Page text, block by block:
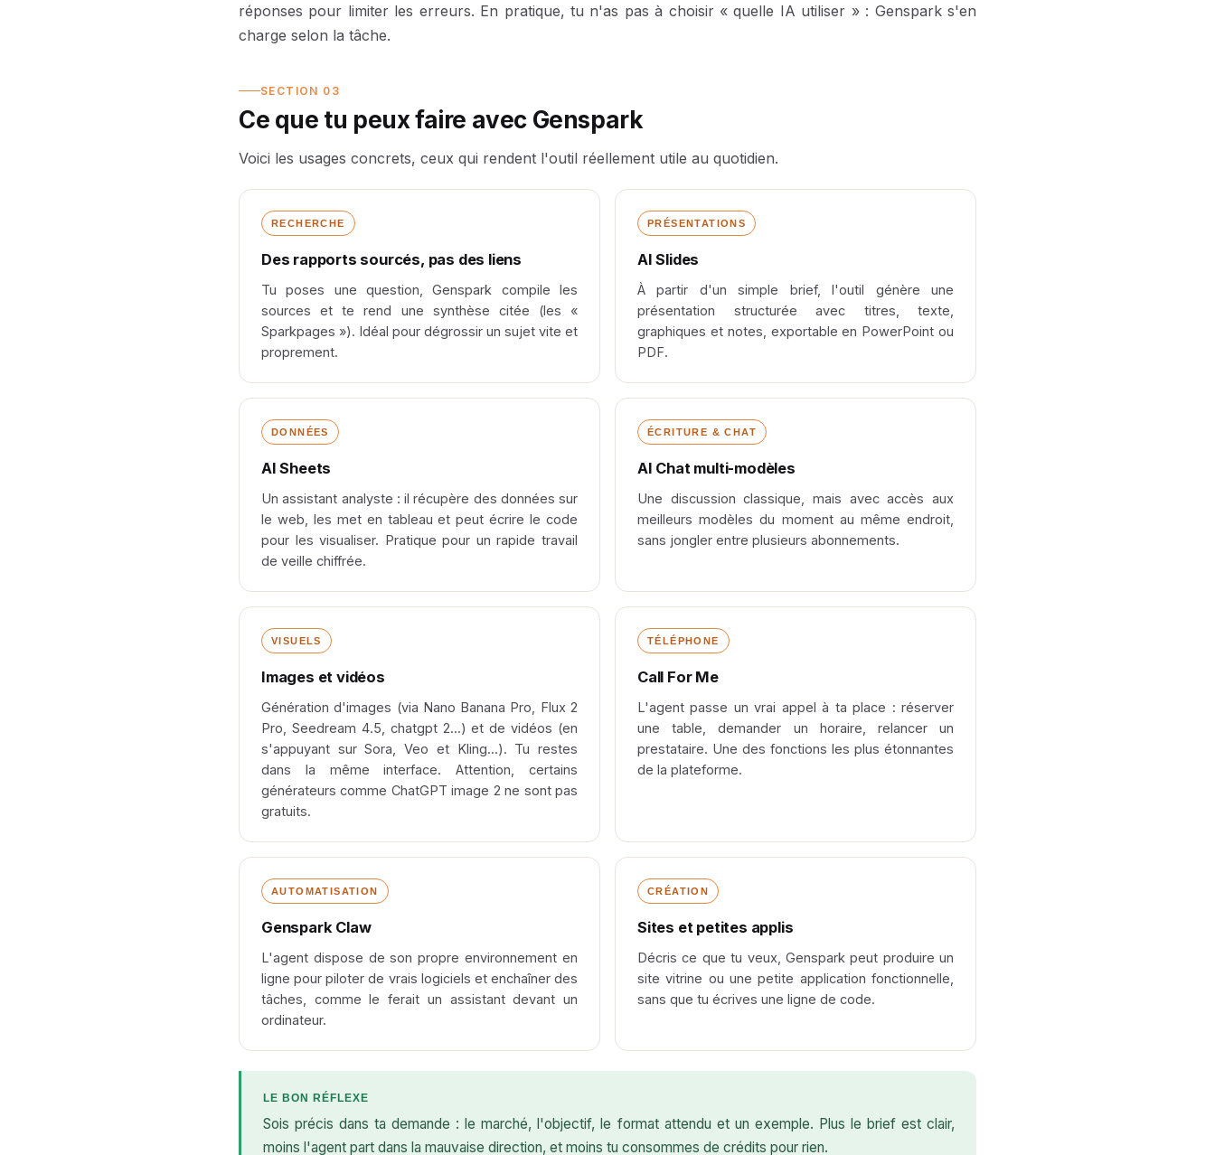
réponses pour limiter les erreurs. En pratique, tu n'as pas à choisir « quelle IA utiliser » : Genspark s'en
charge selon la tâche.
SECTION 03
Ce que tu peux faire avec Genspark
Voici les usages concrets, ceux qui rendent l'outil réellement utile au quotidien.
RECHERCHE
Des rapports sourcés, pas des liens
Tu poses une question, Genspark compile les
sources et te rend une synthèse citée (les «
Sparkpages »). Idéal pour dégrossir un sujet vite et
proprement.
PRÉSENTATIONS
AI Slides
À partir d'un simple brief, l'outil génère une
présentation structurée avec titres, texte,
graphiques et notes, exportable en PowerPoint ou
PDF.
DONNÉES
AI Sheets
Un assistant analyste : il récupère des données sur
le web, les met en tableau et peut écrire le code
pour les visualiser. Pratique pour un rapide travail
de veille chiffrée.
ÉCRITURE & CHAT
AI Chat multi-modèles
Une discussion classique, mais avec accès aux
meilleurs modèles du moment au même endroit,
sans jongler entre plusieurs abonnements.
VISUELS
Images et vidéos
Génération d'images (via Nano Banana Pro, Flux 2
Pro, Seedream 4.5, chatgpt 2...) et de vidéos (en
s'appuyant sur Sora, Veo et Kling...). Tu restes
dans la même interface. Attention, certains
générateurs comme ChatGPT image 2 ne sont pas
gratuits.
TÉLÉPHONE
Call For Me
L'agent passe un vrai appel à ta place : réserver
une table, demander un horaire, relancer un
prestataire. Une des fonctions les plus étonnantes
de la plateforme.
AUTOMATISATION
Genspark Claw
L'agent dispose de son propre environnement en
ligne pour piloter de vrais logiciels et enchaîner des
tâches, comme le ferait un assistant devant un
ordinateur.
CRÉATION
Sites et petites applis
Décris ce que tu veux, Genspark peut produire un
site vitrine ou une petite application fonctionnelle,
sans que tu écrives une ligne de code.
LE BON RÉFLEXE
Sois précis dans ta demande : le marché, l'objectif, le format attendu et un exemple. Plus le brief est clair,
moins l'agent part dans la mauvaise direction, et moins tu consommes de crédits pour rien.